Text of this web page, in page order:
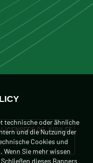
OF JUBILEE
technische oder ähnliche
und die Nutzung der
Cookies und
Sie mehr wissen
dieses Banners